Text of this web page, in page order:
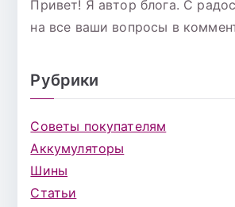
Привет! Я автор блога. С
на все ваши вопросы в
Рубрики
Советы покупателям
Аккумуляторы
Шины
Статьи